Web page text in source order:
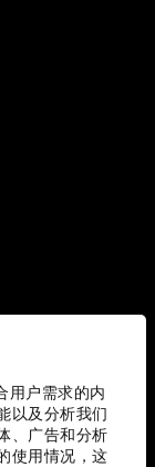
用户需求的内
以及分析我们
、广告和分析
使用情况，这